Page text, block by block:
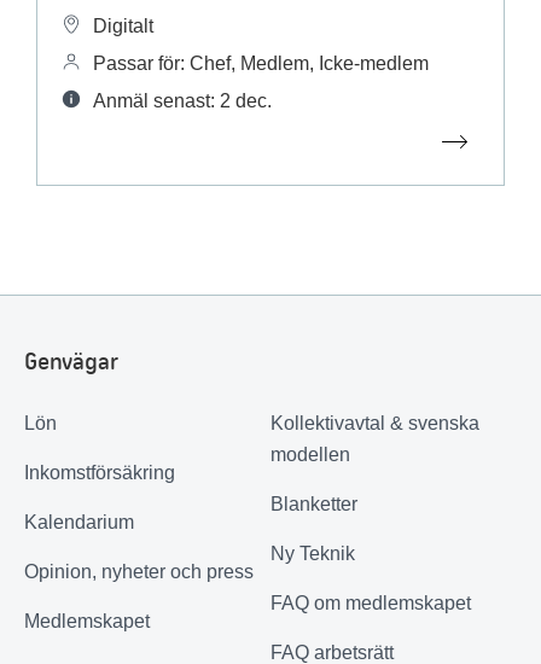
Digitalt
Passar för: Chef, Medlem, Icke-medlem
Anmäl senast: 2 dec.
Genvägar
Lön
Inkomstförsäkring
Kalendarium
Opinion, nyheter och press
Medlemskapet
Kollektivavtal & svenska
modellen
Blanketter
Ny Teknik
FAQ om medlemskapet
FAQ arbetsrätt